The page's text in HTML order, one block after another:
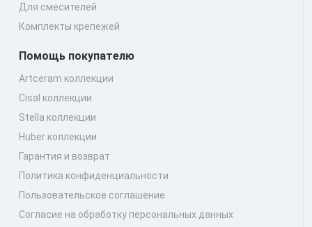
Для смесителей
Комплекты крепежей
Помощь покупателю
Artceram коллекции
Cisal коллекции
Stella коллекции
Huber коллекции
Гарантия и возврат
Политика конфиденциальности
Пользовательское соглашение
Согласие на обработку персональных данных